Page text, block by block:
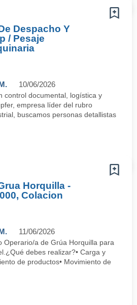
Despacho Y
/ Pesaje
10/06/2026
control documental, logística y
empresa líder del rubro
buscamos personas detallistas
Horquilla -
Colacion
11/06/2026
Operario/a de Grúa Horquilla para
debes realizar?• Carga y
de productos• Movimiento de